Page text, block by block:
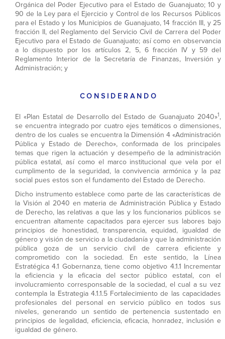
Orgánica del Poder Ejecutivo para el Estado de Guanajuato; 10 y
90 de la Ley para el Ejercicio y Control de los Recursos Públicos
para el Estado y los Municipios de Guanajuato, 14 fracción III, y 25
fracción II, del Reglamento del Servicio Civil de Carrera del Poder
Ejecutivo para el Estado de Guanajuato; así como en observancia
a lo dispuesto por los artículos 2, 5, 6 fracción IV y 59 del
Reglamento Interior de la Secretaría de Finanzas, Inversión y
Administración; y
C O N S I D E R A N D O
El «Plan Estatal de Desarrollo del Estado de Guanajuato 2040»1 ,
se encuentra integrado por cuatro ejes temáticos o dimensiones,
dentro de los cuales se encuentra la Dimensión 4 «Administración
Pública y Estado de Derecho», conformada de los principales
temas que rigen la actuación y desempeño de la administración
pública estatal, así como el marco institucional que vela por el
cumplimento de la seguridad, la convivencia armónica y la paz
social pues estos son el fundamento del Estado de Derecho.
Dicho instrumento establece como parte de las características de
la Visión al 2040 en materia de Administración Pública y Estado
de Derecho, las relativas a que las y los funcionarios públicos se
encuentran altamente capacitados para ejercer sus labores bajo
principios de honestidad, transparencia, equidad, igualdad de
género y visión de servicio a la ciudadanía y que la administración
pública goza de un servicio civil de carrera eficiente y
comprometido con la sociedad. En este sentido, la Línea
Estratégica 4.1 Gobernanza, tiene como objetivo 4.1.1 Incrementar
la eficiencia y la eficacia del sector público estatal, con el
involucramiento corresponsable de la sociedad, el cual a su vez
contempla la Estrategia 4.1.1.5 Fortalecimiento de las capacidades
profesionales del personal en servicio público en todos sus
niveles, generando un sentido de pertenencia sustentado en
principios de legalidad, eficiencia, eficacia, honradez, inclusión e
igualdad de género.